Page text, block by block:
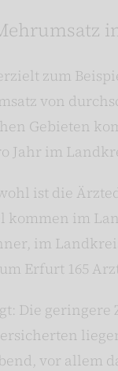
zum
von
Gebieten
Jahr im
ist die
kommen im
im
Erfurt 165
Die
vor allem